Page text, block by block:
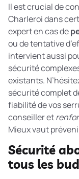
Il est crucial de
Charleroi dans
expert en cas de
ou de tentative
intervient aussi
sécurité
existants.
sécurité complet
fiabilité de vos
conseiller et
Mieux vaut
Sécurité
tous les